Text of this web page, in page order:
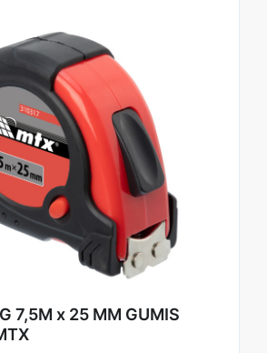
7,5M x 25 MM GUMIS